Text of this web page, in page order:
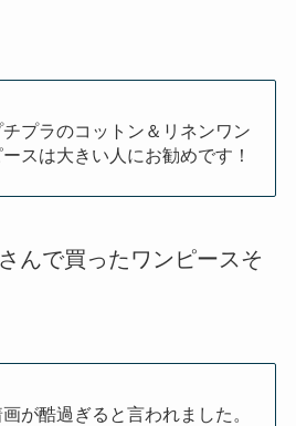
チプラのコットン＆リネンワン
ースは大きい人にお勧めです！
んで買ったワンピースそ
が酷過ぎると言われました。